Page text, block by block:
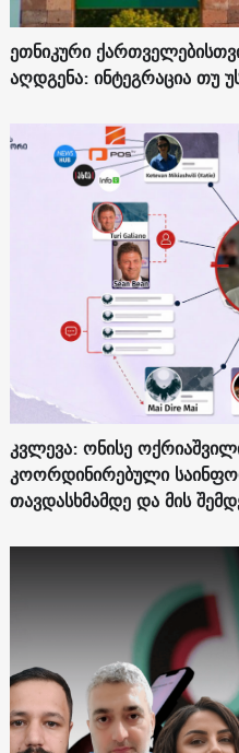
ეთნიკური
აღდგენა: ინტეგრაცია თუ
კვლევა: ონისე
კოორდინირებული
თავდასხმამდე და მის